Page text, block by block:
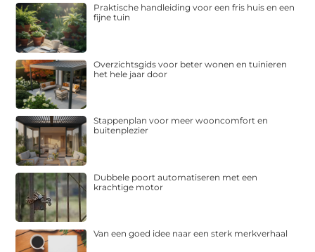
Praktische handleiding voor een fris huis en een
fijne tuin
Overzichtsgids voor beter wonen en tuinieren
het hele jaar door
Stappenplan voor meer wooncomfort en
buitenplezier
Dubbele poort automatiseren met een
krachtige motor
Van een goed idee naar een sterk merkverhaal